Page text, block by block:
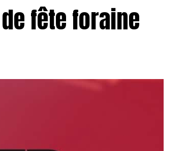
fête foraine